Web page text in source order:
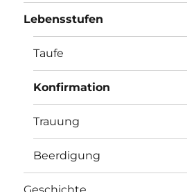
Lebensstufen
Taufe
Konfirmation
Trauung
Beerdigung